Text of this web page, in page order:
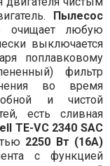
Пылесос
очищает любую
выключается
поплавковому
фильтр
во время
и чистой
есть сливная
TE-VC 2340 SAC
2250 Вт (16А)
с функцией